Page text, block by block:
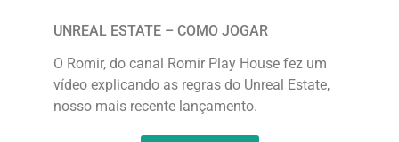
UNREAL ESTATE – COMO JOGAR
O Romir, do canal Romir Play House fez um
vídeo explicando as regras do Unreal Estate,
nosso mais recente lançamento.